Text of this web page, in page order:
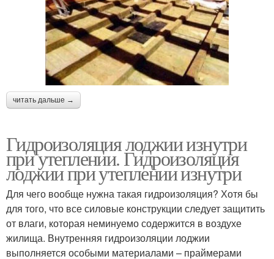
читать дальше →
Гидроизоляция лоджии изнутри
при утеплении. Гидроизоляция
лоджии при утеплении изнутри
Для чего вообще нужна такая гидроизоляция? Хотя бы
для того, что все силовые конструкции следует защитить
от влаги, которая неминуемо содержится в воздухе
жилища. Внутренняя гидроизоляции лоджии
выполняется особыми материалами – праймерами